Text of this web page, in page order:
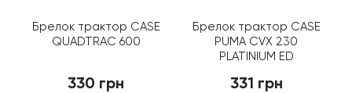
Брелок трактор CASE
QUADTRAC 600
330 грн
Брелок трактор CASE
PUMA CVX 230
PLATINIUM ED
331 грн